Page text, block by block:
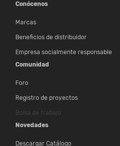
Conócenos
Marcas
Beneficios de distribuidor
Empresa socialmente responsable
Comunidad
Foro
Registro de proyectos
Bolsa de trabajo
Novedades
Descargar Catálogo